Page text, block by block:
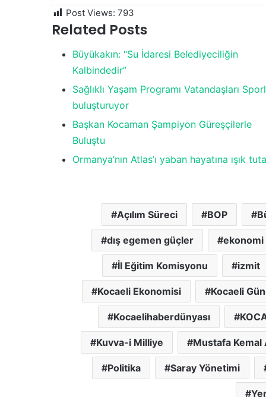
Post Views: 793
Related Posts
Büyükakın: “Su İdaresi Belediyeciliğin
Kalbindedir”
Sağlıklı Yaşam Programı Vatandaşları
buluşturuyor
Başkan Kocaman Şampiyon Güreşçilerle
Buluştu
Ormanya’nın Atlas’ı yaban hayatına ışık
Açılım Süreci BOP
dış egemen güçler ekonomi
İl Eğitim Komisyonu izmit
Kocaeli Ekonomisi Kocaeli
Kocaelihaberdünyası
Kuvva-i Milliye Mustafa Kemal
Politika Saray Yönetimi